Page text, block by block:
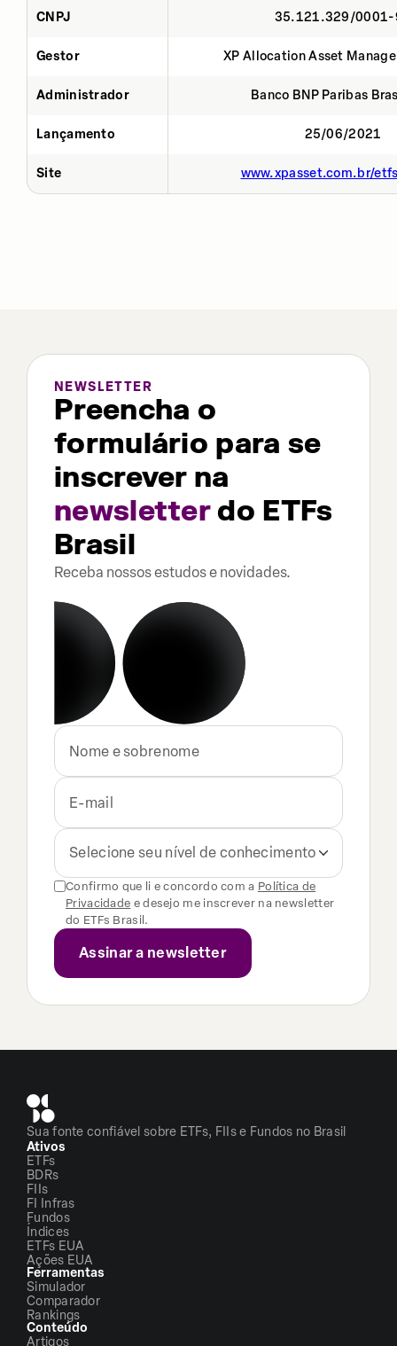
CNPJ 35.121.329/0001-
Gestor XP Allocation Asset
Administrador Banco BNP Paribas
Lançamento 25/06/2021
Site www.xpasset.com.br/
NEWSLETTER
Preencha o
formulário para se
inscrever na
newsletterdo ETFs
Brasil
Receba nossos estudos e novidades.
Selecione seu nível de conhecimento
Confirmo que li e concordo com a Política de
Privacidade e desejo me inscrever na newsletter
do ETFs Brasil.
Sua fonte confiável sobre ETFs, FIIs e Fundos no Brasil
Ativos
ETFs
BDRs
FIIs
FI Infras
Fundos
Índices
ETFs EUA
Ações EUA
Ferramentas
Simulador
Comparador
Rankings
Conteúdo
Artigos